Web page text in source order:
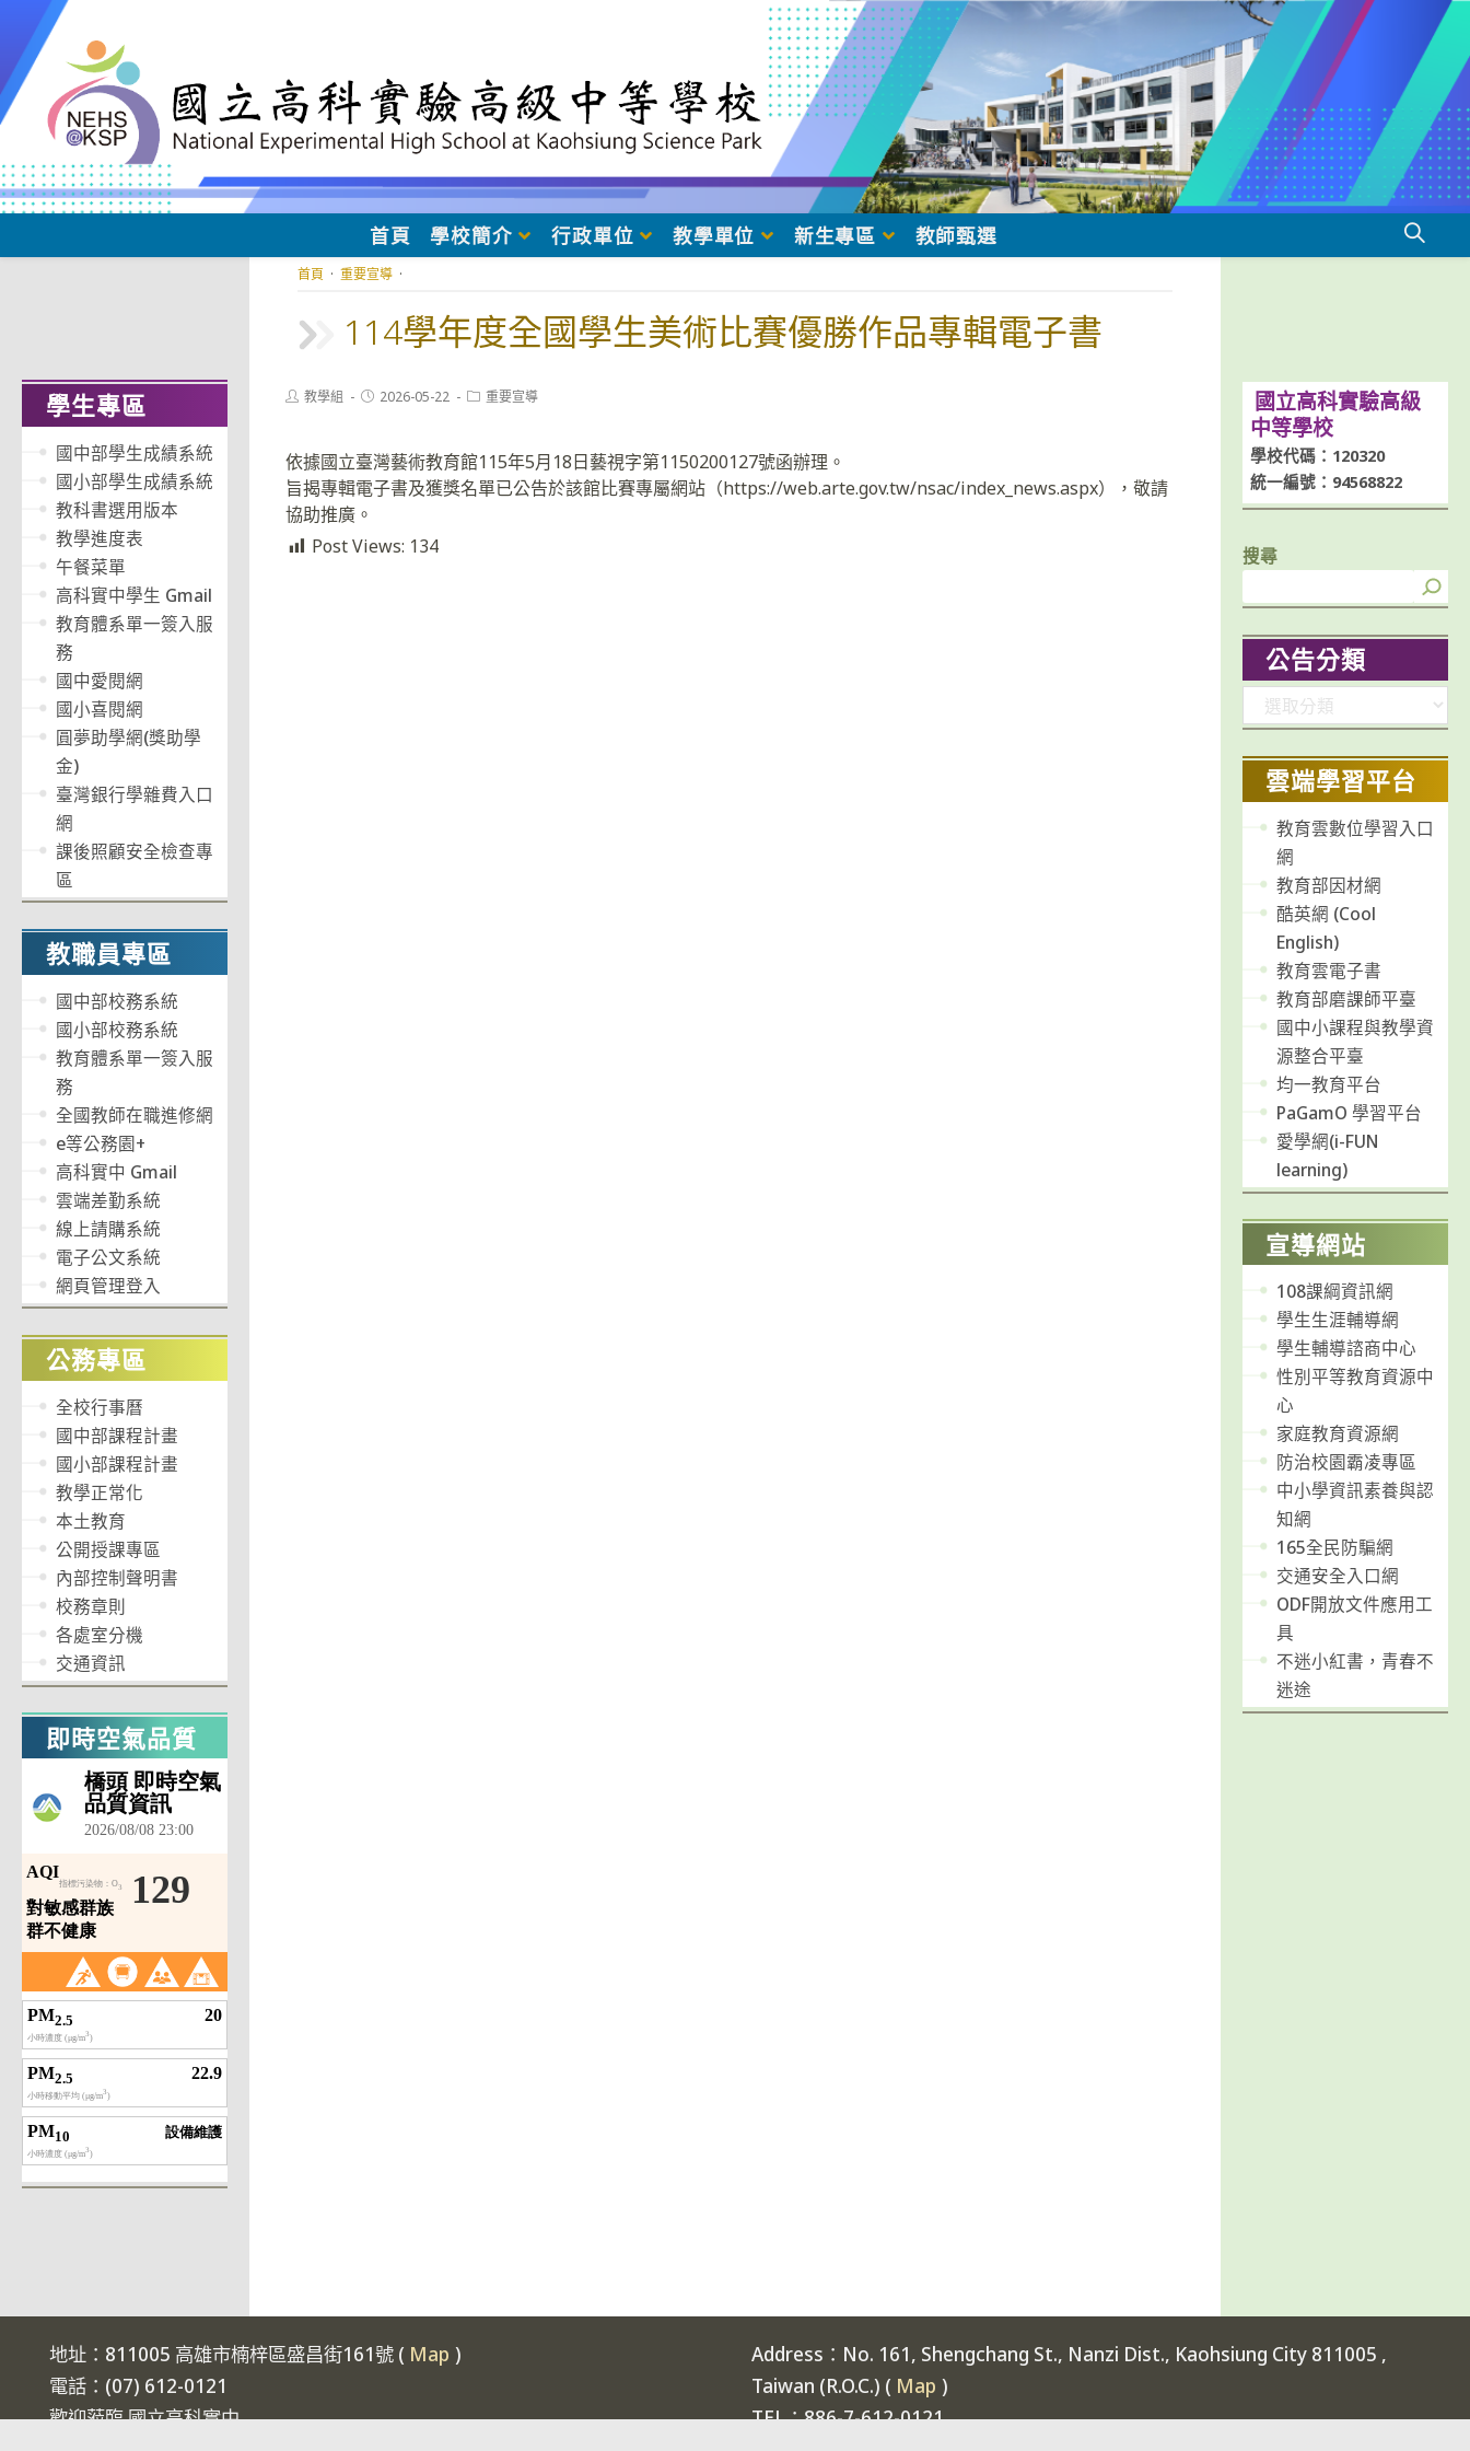
至
主
要
容
首頁 學校簡介 行政單位 教學單位 新生專區 教師甄選
114學年度全國學生美術比賽優勝作品專輯電子書
首頁 · 重要宣導 ·
Post教學組
Post2026-05-22
Post重要宣導
依據國立臺灣藝術教育館115年5月18日藝視字第1150200127號函辦理。
旨揭專輯電子書及獲獎名單已公告於該館比賽專屬網站（https://web.arte.gov.tw/nsac/index_news.aspx），敬請
協助推廣。
Post Views: 134
學生專區
國中部學生成績系統
國小部學生成績系統
教科書選用版本
教學進度表
午餐菜單
高科實中學生 Gmail
教育體系單一簽入服
務
國中愛閱網
國小喜閱網
圓夢助學網(獎助學
金)
臺灣銀行學雜費入口
網
課後照顧安全檢查專
區
教職員專區
國中部校務系統
國小部校務系統
教育體系單一簽入服
務
全國教師在職進修網
e等公務園+
高科實中 Gmail
雲端差勤系統
線上請購系統
電子公文系統
網頁管理登入
公務專區
全校行事曆
國中部課程計畫
國小部課程計畫
教學正常化
本土教育
公開授課專區
內部控制聲明書
校務章則
各處室分機
交通資訊
即時空氣品質
國立高科實驗高級
中等學校
學校代碼：120320
統一編號：94568822
搜尋
公告分類
類
雲端學習平台
教育雲數位學習入口
網
教育部因材網
酷英網 (Cool
English)
教育雲電子書
教育部磨課師平臺
國中小課程與教學資
源整合平臺
均一教育平台
PaGamO 學習平台
愛學網(i-FUN
learning)
宣導網站
108課綱資訊網
學生生涯輔導網
學生輔導諮商中心
性別平等教育資源中
心
家庭教育資源網
防治校園霸凌專區
中小學資訊素養與認
知網
165全民防騙網
交通安全入口網
ODF開放文件應用工
具
不迷小紅書，青春不
迷途
地址：811005 高雄市楠梓區盛昌街161號 ( Map )
電話：(07) 612-0121
歡迎蒞臨 國立高科實中
Address：No. 161, Shengchang St., Nanzi Dist., Kaohsiung City 811005 ,
Taiwan (R.O.C.) ( Map )
TEL：886-7-612-0121